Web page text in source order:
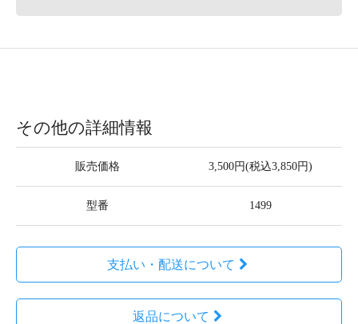
その他の詳細情報
販売価格 3,500円(税込3,850円)
型番 1499
支払い・配送について
返品について